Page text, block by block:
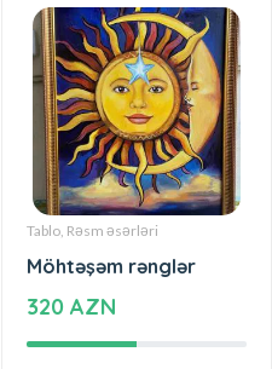
Tablo, Rəsm əsərləri
Möhtəşəm rənglər
320 AZN